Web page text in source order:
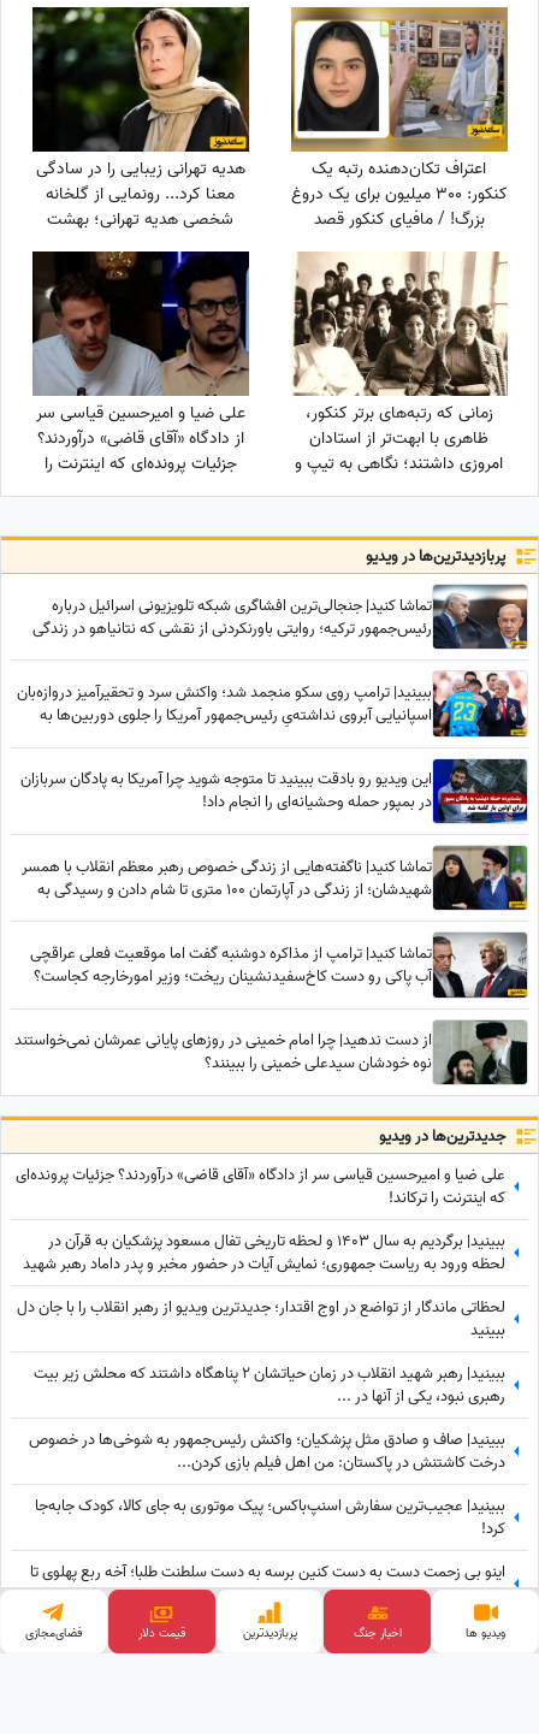
اعتراف تکان‌دهنده رتبه یک
کنکور: 300 میلیون برای یک دروغ
بزرگ! / مافیای کنکور قصد
داشت...
هدیه تهرانی زیبایی را در سادگی
معنا کرد... رونمایی از گلخانه
شخصی هدیه تهرانی؛ بهشت
شمعدانی‌های رنگی خانم بازیگر
همه را شگفت‌زده کرد!
زمانی که رتبه‌های برتر کنکور،
ظاهری با ابهت‌تر از استادان
امروزی داشتند؛ نگاهی به تیپ و
استایل رتبه‌های برتر کنکور سال
علی ضیا و امیرحسین قیاسی سر
از دادگاه «آقای قاضی» درآوردند؟
جزئیات پرونده‌ای که اینترنت را
ترکاند!
پربازدید‌ترین‌ها در ویدیو
تماشا کنید| جنجالی‌ترین افشاگری شبکه تلویزیونی اسرائیل درباره
رئیس‌جمهور ترکیه؛ روایتی باورنکردنی از نقشی که نتانیاهو در زندگی
ببینید| ترامپ روی سکو منجمد شد؛ واکنش سرد و تحقیرآمیز دروازه‌بان
اسپانیایی آبروی نداشته‌یِ رئیس‌جمهور آمریکا را جلوی دوربین‌ها به
این ویدیو رو بادقت ببینید تا متوجه شوید چرا آمریکا به پادگان سربازان
در بمپور حمله وحشیانه‌ای را انجام داد!
تماشا کنید| ناگفته‌هایی از زندگی خصوص رهبر معظم انقلاب با همسر
شهیدشان؛ از زندگی در آپارتمان 100 متری تا شام دادن و رسیدگی به
تماشا کنید| ترامپ از مذاکره دوشنبه گفت اما موقعیت فعلی عراقچی
آب پاکی رو دست کاخ‌سفیدنشینان ریخت؛ وزیر امورخارجه کجاست؟
از دست ندهید| چرا امام خمینی در روزهای پایانی عمرشان نمی‌خواستند
نوه خودشان سیدعلی خمینی را ببینند؟
جدید‌ترین‌ها در ویدیو
علی ضیا و امیرحسین قیاسی سر از دادگاه «آقای قاضی» درآوردند؟ جزئیات پرونده‌ای
که اینترنت را ترکاند!
ببینید| برگردیم به سال 1403 و لحظه تاریخی تفال مسعود پزشکیان به قرآن در
لحظه ورود به ریاست جمهوری؛ نمایش آیات در حضور مخبر و پدر داماد رهبر شهید
انقلاب
لحظاتی ماندگار از تواضع در اوج اقتدار؛ جدیدترین ویدیو از رهبر انقلاب را با جان دل
ببینید
ببینید| رهبر شهید انقلاب در زمان حیاتشان 2 پناهگاه داشتند که محلش زیر بیت
رهبری نبود، یکی از آنها در ...
ببینید| صاف و صادق مثل پزشکیان؛ واکنش رئیس‌جمهور به شوخی‌ها در خصوص
درخت کاشتنش در پاکستان: من اهل فیلم بازی کردن...
ببینید| عجیب‌ترین سفارش اسنپ‌باکس؛ پیک موتوری به جای کالا، کودک جابه‌جا
کرد!
اینو بی زحمت دست به دست کنین برسه به دست سلطنت طلبا؛ آخه ربع پهلوی تا
حالا توی دعوای محله‌ای هم شرکت نکرده که آرزوی این چنینی براش دارید!+ویدیو
ببینید| اعتراف بی‌پرده درباره قدرت ایران؛ حمله بعدی= زمین‌گیر شدن و فلج شدن
ویدیو ها اخبار جنگ پربازدید‌ترین قیمت طلا فضای‌مجازی